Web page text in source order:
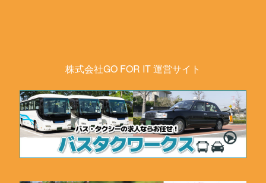
株式会社GO FOR IT 運営サイト